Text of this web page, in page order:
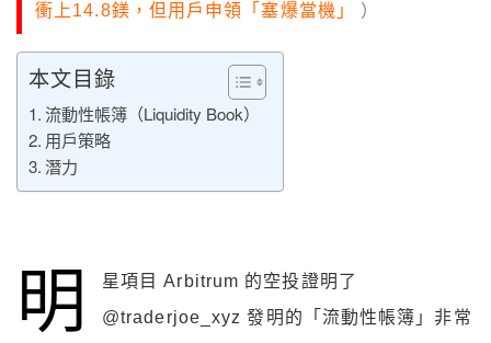
衝上14.8鎂，但用戶申領「塞爆當機」
）
本文目錄
流動性帳簿（Liquidity Book）
用戶策略
潛力
明
星項目 Arbitrum 的空投證明了
@traderjoe_xyz 發明的「流動性帳簿」非常